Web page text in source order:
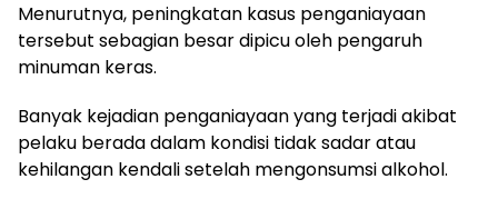
Menurutnya, peningkatan kasus penganiayaan
tersebut sebagian besar dipicu oleh pengaruh
minuman keras.
Banyak kejadian penganiayaan yang terjadi akibat
pelaku berada dalam kondisi tidak sadar atau
kehilangan kendali setelah mengonsumsi alkohol.